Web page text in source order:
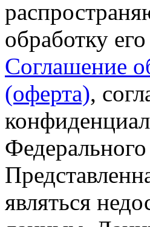
обработку
Соглашение
(оферта),
являться